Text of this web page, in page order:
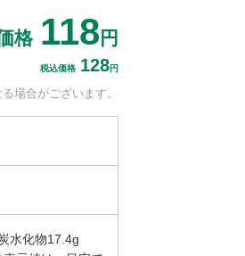
格 118 円
税込価格 128円
場合がございます。
化物17.4g